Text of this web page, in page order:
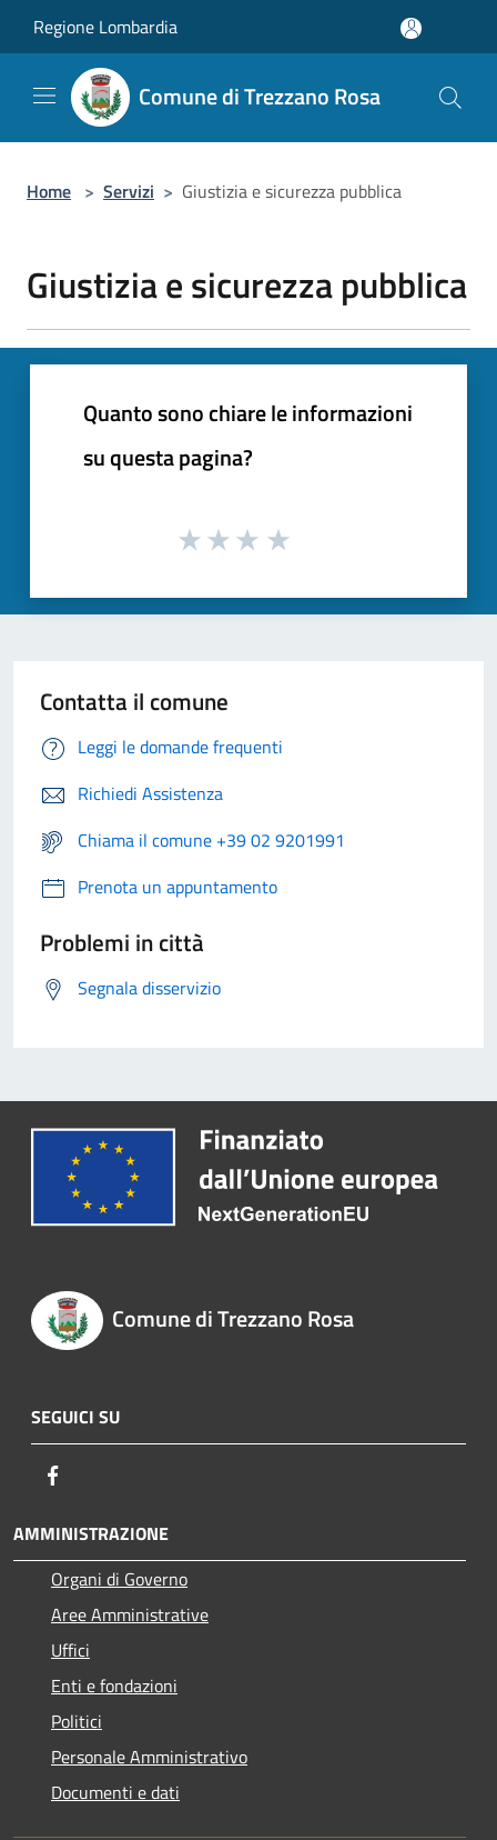
Regione Lombardia
Comune di Trezzano Rosa
Home > Servizi > Giustizia e sicurezza pubblica
Giustizia e sicurezza pubblica
Quanto sono chiare le informazioni
su questa pagina?
Contatta il comune
Leggi le domande frequenti
Richiedi Assistenza
Chiama il comune +39 02 9201991
Prenota un appuntamento
Problemi in città
Segnala disservizio
Comune di Trezzano Rosa
SEGUICI SU
AMMINISTRAZIONE
Organi di Governo
Aree Amministrative
Uffici
Enti e fondazioni
Politici
Personale Amministrativo
Documenti e dati